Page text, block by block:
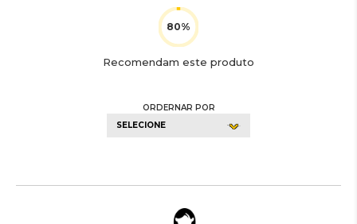
Recomendam este produto
ORDERNAR POR
SELECIONE